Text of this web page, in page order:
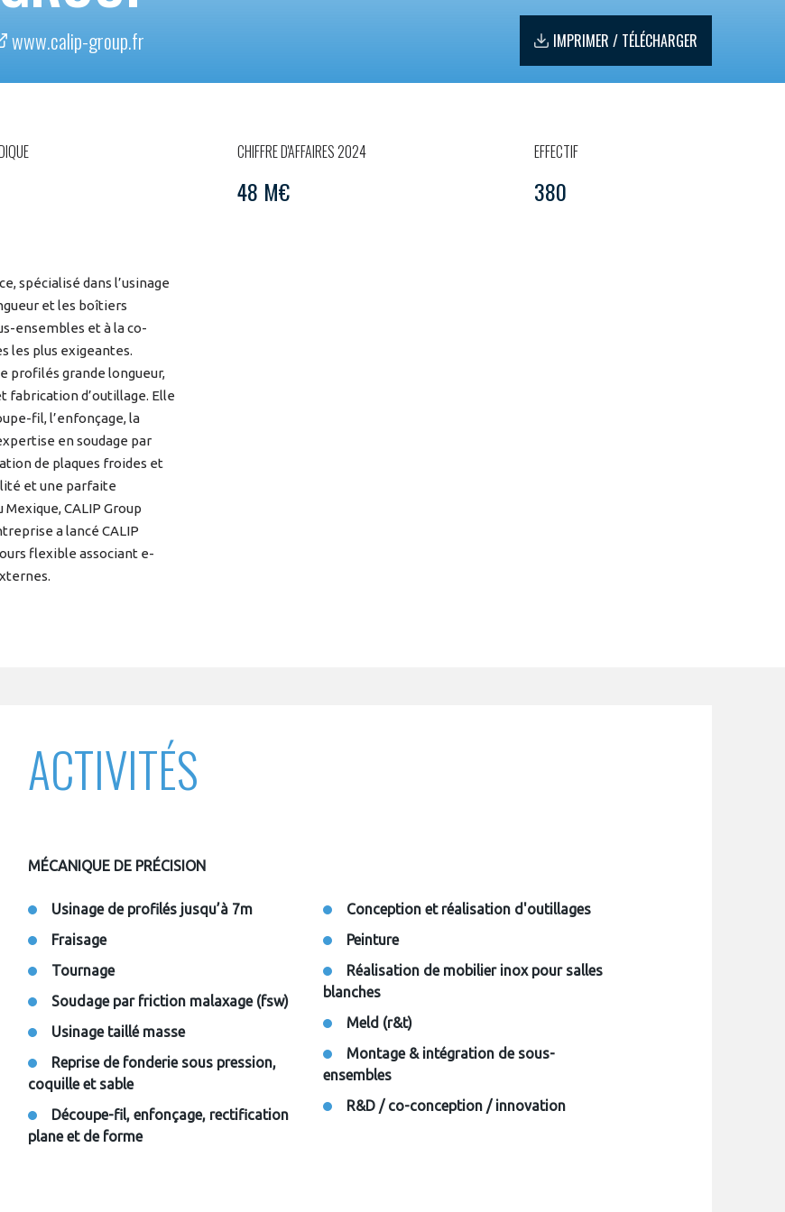
www.calip-group.fr IMPRIMER / TÉLÉCHARGER
CHIFFRE D'AFFAIRES 2024
48 M€
EFFECTIF
380
spécialisé dans l’usinage
et les boîtiers
ensembles et à la co-
les plus exigeantes.
profilés grande longueur,
fabrication d’outillage. Elle
fil, l’enfonçage, la
en soudage par
de plaques froides et
et une parfaite
CALIP Group
a lancé CALIP
flexible associant e-
ACTIVITÉS
MÉCANIQUE DE PRÉCISION
Usinage de profilés jusqu’à 7m
Fraisage
Tournage
Soudage par friction malaxage (fsw)
Usinage taillé masse
Reprise de fonderie sous pression,
coquille et sable
Découpe-fil, enfonçage, rectification
plane et de forme
Conception et réalisation d'outillages
Peinture
Réalisation de mobilier inox pour salles
blanches
Meld (r&t)
Montage & intégration de sous-
ensembles
R&D / co-conception / innovation